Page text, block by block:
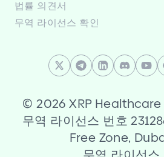
법률 의견서
무역 라이선스 확인
© 2026 XRP Healthcare
무역 라이선스 번호
Free Zone,